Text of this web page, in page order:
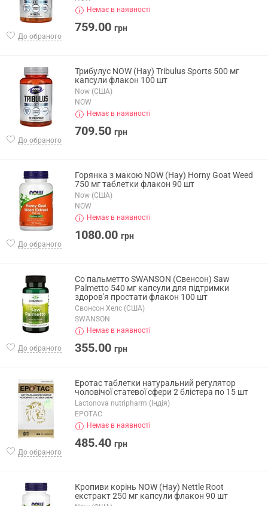
До обраного
Немає в наявності
759.00 грн
До обраного
Трибулус NOW (Нау) Tribulus Sports 500 мг
капсули флакон 100 шт
Now (США)
NOW
Немає в наявності
709.50 грн
До обраного
Горянка з макою NOW (Нау) Horny Goat Weed
750 мг таблетки флакон 90 шт
Now (США)
NOW
Немає в наявності
1080.00 грн
До обраного
Со пальметто SWANSON (Свенсон) Saw
Palmetto 540 мг капсули для підтримки
здоров'я простати флакон 100 шт
Свонсон Хелс (США)
SWANSON
Немає в наявності
355.00 грн
До обраного
Еротас таблетки натуральний регулятор
чоловічої статевої сфери 2 блістера по 15 шт
Lactonova nutripharm (Індія)
ЕРОТАС
Немає в наявності
485.40 грн
Кропиви корінь NOW (Нау) Nettle Root
екстракт 250 мг капсули флакон 90 шт